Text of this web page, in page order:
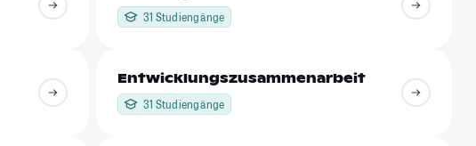
31 Studiengänge
Entwicklungszusammenarbeit
31 Studiengänge